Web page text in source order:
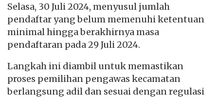
Selasa, 30 Juli 2024, menyusul jumlah
pendaftar yang belum memenuhi ketentuan
minimal hingga berakhirnya masa
pendaftaran pada 29 Juli 2024.
Langkah ini diambil untuk memastikan
proses pemilihan pengawas kecamatan
berlangsung adil dan sesuai dengan regulasi